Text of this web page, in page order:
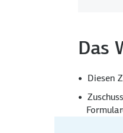
Das
Diesen